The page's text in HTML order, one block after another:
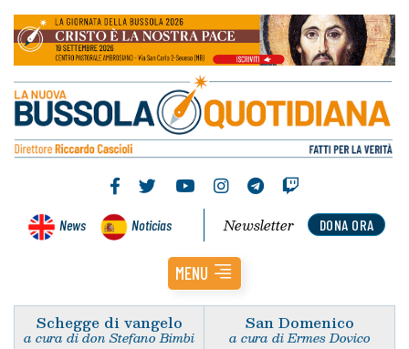
News Noticias DONA ORA
Newsletter
MENU
Schegge di vangelo
a cura di don Stefano Bimbi
San Domenico
a cura di Ermes Dovico